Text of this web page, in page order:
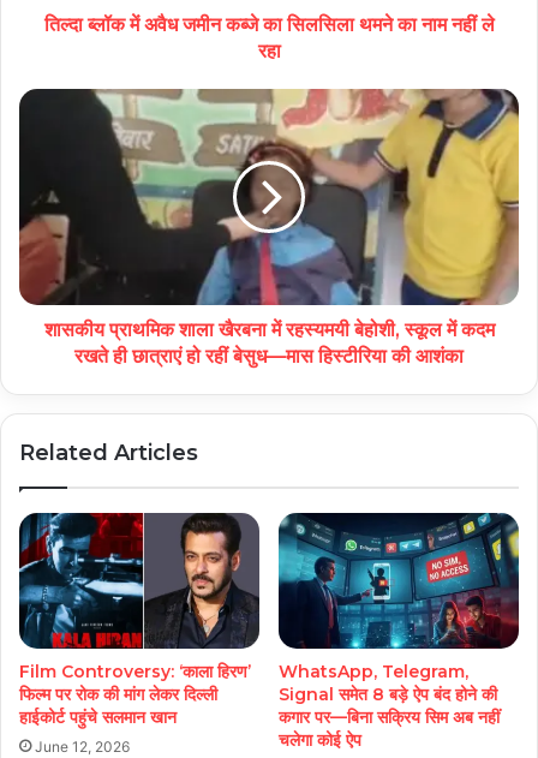
तिल्दा ब्लॉक में अवैध जमीन कब्जे का सिलसिला थमने का नाम नहीं ले
रहा
शासकीय प्राथमिक शाला खैरबना में रहस्यमयी बेहोशी, स्कूल में कदम
रखते ही छात्राएं हो रहीं बेसुध—मास हिस्टीरिया की आशंका
Related Articles
Film Controversy: ‘काला हिरण’
फिल्म पर रोक की मांग लेकर दिल्ली
हाईकोर्ट पहुंचे सलमान खान
June 12, 2026
WhatsApp, Telegram,
Signal समेत 8 बड़े ऐप बंद होने की
कगार पर—बिना सक्रिय सिम अब नहीं
चलेगा कोई ऐप